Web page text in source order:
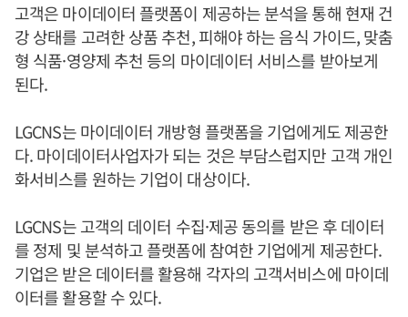
고객은 마이데이터 플랫폼이 제공하는 분석을 통해 현재 건
강 상태를 고려한 상품 추천, 피해야 하는 음식 가이드, 맞춤
형 식품·영양제 추천 등의 마이데이터 서비스를 받아보게
된다.
LGCNS는 마이데이터 개방형 플랫폼을 기업에게도 제공한
다. 마이데이터사업자가 되는 것은 부담스럽지만 고객 개인
화서비스를 원하는 기업이 대상이다.
LGCNS는 고객의 데이터 수집·제공 동의를 받은 후 데이터
를 정제 및 분석하고 플랫폼에 참여한 기업에게 제공한다.
기업은 받은 데이터를 활용해 각자의 고객서비스에 마이데
이터를 활용할 수 있다.